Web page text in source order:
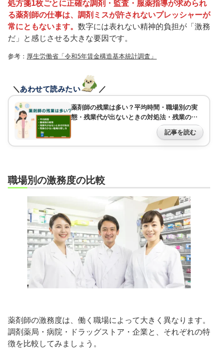
処方箋1枚ごとに正確な調剤・監査・服薬指導が求められ
る薬剤師の仕事は、調剤ミスが許されないプレッシャーが
常にともないます。 数字には表れない精神的負担が「激務
だ」と感じさせる大きな要因です。
参考： 厚生労働省「令和5年賃金構造基本統計調査」
＼あわせて読みたい ／
薬剤師の残業は多い？平均時間・職場別の実
態・残業代が出ないときの対処法・残業の少
記事を読む
職場別の激務度の比較
薬剤師の激務度は、働く職場によって大きく異なります。
調剤薬局・病院・ドラッグストア・企業と、それぞれの特
徴を比較してみましょう。